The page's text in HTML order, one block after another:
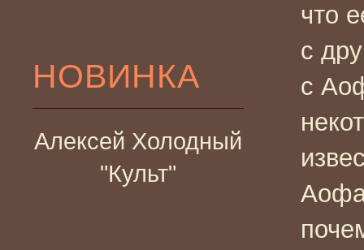
НОВИНКА
Алексей Холодный
"Культ"
что
с
с
Аофа